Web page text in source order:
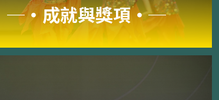
─‧成就與獎項‧─